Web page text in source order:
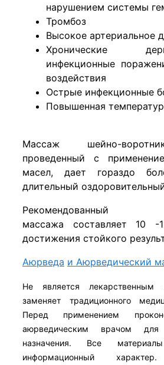
нарушением системы
Тромбоз
Высокое артериальное
Хронические
инфекционные
воздействия
​Острые инфекционные
Повышенная
​Массаж шейно-
проведенный с
масел, дает гораздо
длительный
массажа составляет 10 -
достижения стойкого
Аюрведа и Аюрведический
Не является
заменяет традиционного
Перед применением
аюрведическим врачом для
назначения. Все
информационный характер.